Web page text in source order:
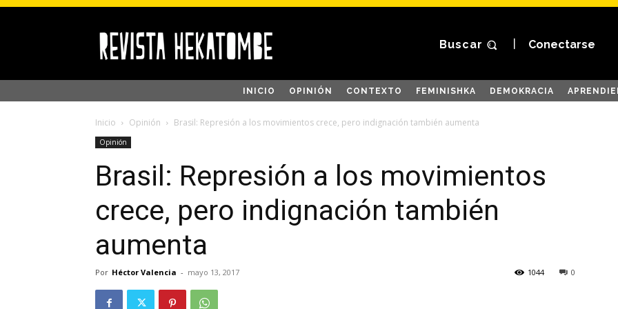
Buscar Conectarse
INICIO OPINIÓN CONTEXTO FEMINISHKA DEMOKRACIA
Inicio Opinión Brasil: Represión a los movimientos crece, pero indignación también aumenta
Opinión
Brasil: Represión a los movimientos
crece, pero indignación también
aumenta
Por Héctor Valencia - mayo 13, 2017 0
1044